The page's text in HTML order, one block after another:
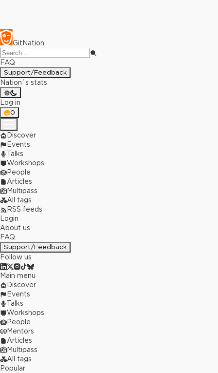
GitNation
FAQ
Support/Feedback
Nation`s stats
Log in
0
Discover
Events
Talks
Workshops
People
Articles
Multipass
All tags
RSS feeds
Login
About us
FAQ
Support/Feedback
Follow us
Main menu
Discover
Events
Talks
Workshops
People
Mentors
Articles
Multipass
All tags
Popular